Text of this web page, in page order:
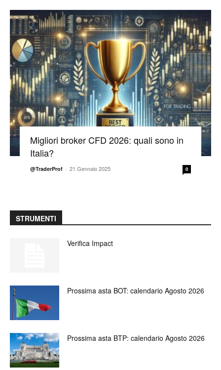
Migliori broker CFD 2026: quali sono in
Italia?
@TraderProf - 21 Gennaio 2025 0
STRUMENTI
Verifica Impact
Prossima asta BOT: calendario Agosto 2026
Prossima asta BTP: calendario Agosto 2026